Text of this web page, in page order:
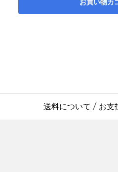
送料について / お支